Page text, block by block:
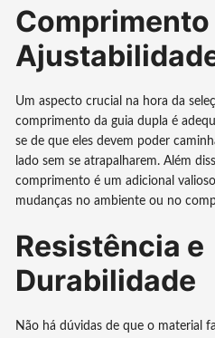
Comprimento
Um aspecto crucial na hora da
comprimento da guia dupla é
se de que eles devem poder
lado sem se atrapalharem. Além
comprimento é um adicional
mudanças no ambiente ou no
Resistência e
Durabilidade
Não há dúvidas de que o material